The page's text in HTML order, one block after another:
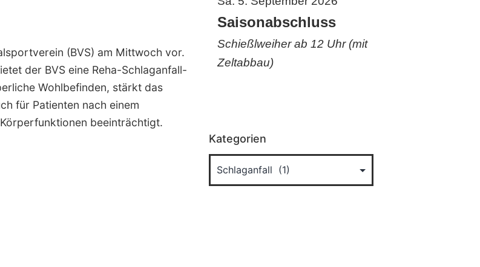
(BVS) am Mittwoch vor.
der BVS eine Reha-Schlaganfall-
Wohlbefinden, stärkt das
für Patienten nach einem
beeinträchtigt.
Saisonabschluss
Schießlweiher ab 12 Uhr (mit
Zeltabbau)
Kategorien